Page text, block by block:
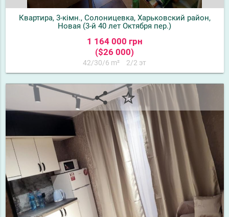
Квартира, 3-кімн., Солоницевка, Харьковский район,
Новая (3-й 40 лет Октября пер.)
1 164 000 грн
($26 000)
42/30/6 m² 2/2 эт
share star_border